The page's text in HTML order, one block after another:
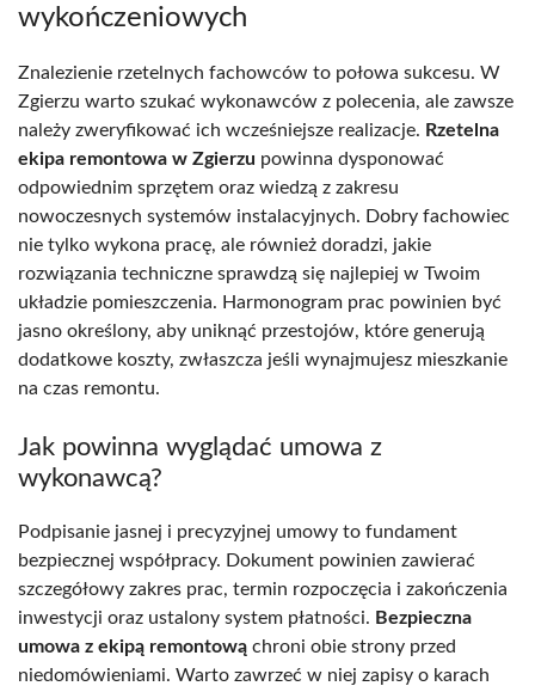
wykończeniowych
Znalezienie rzetelnych fachowców to połowa sukcesu. W
Zgierzu warto szukać wykonawców z polecenia, ale zawsze
należy zweryfikować ich wcześniejsze realizacje. Rzetelna
ekipa remontowa w Zgierzu powinna dysponować
odpowiednim sprzętem oraz wiedzą z zakresu
nowoczesnych systemów instalacyjnych. Dobry fachowiec
nie tylko wykona pracę, ale również doradzi, jakie
rozwiązania techniczne sprawdzą się najlepiej w Twoim
układzie pomieszczenia. Harmonogram prac powinien być
jasno określony, aby uniknąć przestojów, które generują
dodatkowe koszty, zwłaszcza jeśli wynajmujesz mieszkanie
na czas remontu.
Jak powinna wyglądać umowa z
wykonawcą?
Podpisanie jasnej i precyzyjnej umowy to fundament
bezpiecznej współpracy. Dokument powinien zawierać
szczegółowy zakres prac, termin rozpoczęcia i zakończenia
inwestycji oraz ustalony system płatności. Bezpieczna
umowa z ekipą remontową chroni obie strony przed
niedomówieniami. Warto zawrzeć w niej zapisy o karach